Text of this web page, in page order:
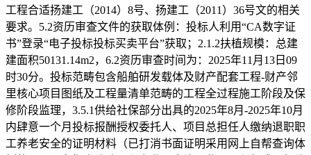
工程合适扬建工（2014）8号、扬建工（2011）36号文的相关
要求。5.2资历审查文件的获取体例：投标人利用“CA数字证
书”登录“电子投标投标买卖平台”获取；2.1.2扶植规模：总建
建面积50131.14m2，6.2资历审查时间为：2025年11月13日09
时30分。投标范畴包含船舶研发载体及财产配套工程-财产邻
里核心项目图纸及工程量清单范畴的工程全过程施工阶段及保
修阶段监理，3.5.1供给社保部分出具的2025年8月-2025年10月
内肆意一个月投标报酬授权委托人、项目总担任人缴纳退职职
工养老安全的证明材料（已打消书面证明采用网上自帮查询体